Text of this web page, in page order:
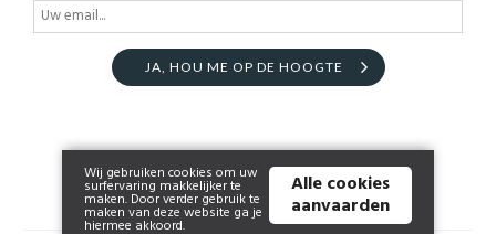
JA, HOU ME OP DE HOOGTE
Wij gebruiken cookies om uw
surfervaring makkelijker te
maken. Door verder gebruik te
maken van deze website ga je
hiermee akkoord.
Alle cookies
aanvaarden